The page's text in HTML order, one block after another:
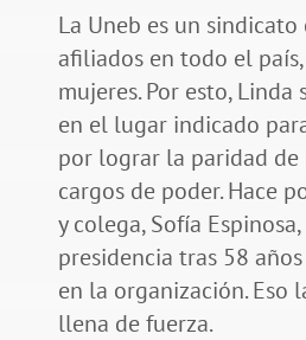
La Uneb es un sindicato
afiliados en todo el
mujeres. Por esto, Linda
en el lugar indicado
por lograr la paridad de
cargos de poder. Hace
y colega, Sofía
presidencia tras 58
en la organización. Eso
llena de fuerza.